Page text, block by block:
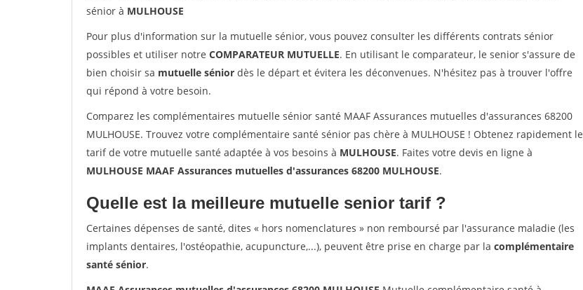
sénior à MULHOUSE
Pour plus d'information sur la mutuelle sénior, vous pouvez consulter les différents contrats sénior
possibles et utiliser notre COMPARATEUR MUTUELLE. En utilisant le comparateur, le senior s'assure de
bien choisir sa mutuelle sénior dès le départ et évitera les déconvenues. N'hésitez pas à trouver l'offre
qui répond à votre besoin.
Comparez les complémentaires mutuelle sénior santé MAAF Assurances mutuelles d'assurances 68200
MULHOUSE. Trouvez votre complémentaire santé sénior pas chère à MULHOUSE ! Obtenez rapidement le
tarif de votre mutuelle santé adaptée à vos besoins à MULHOUSE. Faites votre devis en ligne à
MULHOUSE MAAF Assurances mutuelles d'assurances 68200 MULHOUSE.
Quelle est la meilleure mutuelle senior tarif ?
Certaines dépenses de santé, dites « hors nomenclatures » non remboursé par l'assurance maladie (les
implants dentaires, l'ostéopathie, acupuncture,...), peuvent être prise en charge par la complémentaire
santé sénior.